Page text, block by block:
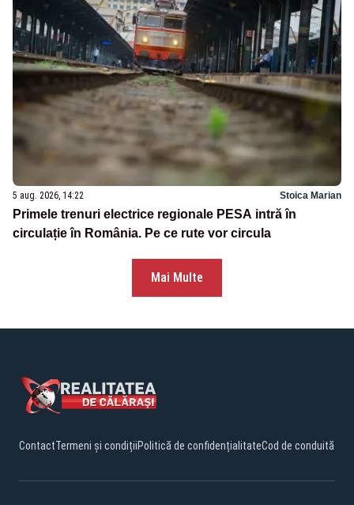
5 aug. 2026, 14:22 Stoica Marian
Primele trenuri electrice regionale PESA intră în
circulație în România. Pe ce rute vor circula
Mai Multe
ContactTermeni și condițiiPolitică de confidențialitateCod de conduită